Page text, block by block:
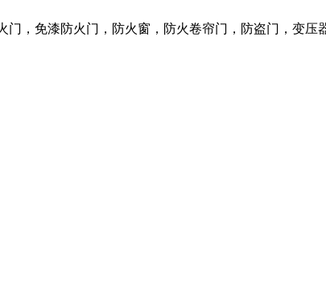
，免漆防火门，防火窗，防火卷帘门，防盗门，变压